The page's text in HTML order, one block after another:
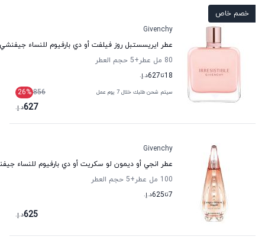
خصم خاص
Givenchy
عطر ايريسستبل روز فيلفت أو دي بارفيوم للنساء جيفنشي
80 مل عطر
+5
حجم العطر
18تا627د.إ.
سيتم شحن طلبك خلال 7 يوم عمل 856
26%
627د.إ.
Givenchy
عطر انجي أو ديمون لو سكريت أو دي بارفيوم للنساء
100 مل عطر
+5
حجم العطر
7تا625د.إ.
625د.إ.